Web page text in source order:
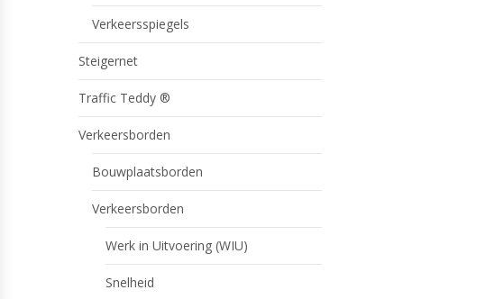
Verkeersspiegels
Steigernet
Traffic Teddy ®
Verkeersborden
Bouwplaatsborden
Verkeersborden
Werk in Uitvoering (WIU)
Snelheid